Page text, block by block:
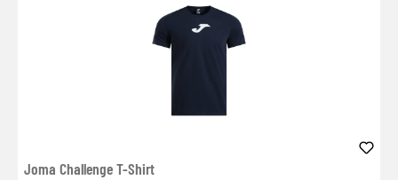
Joma Challenge T-Shirt